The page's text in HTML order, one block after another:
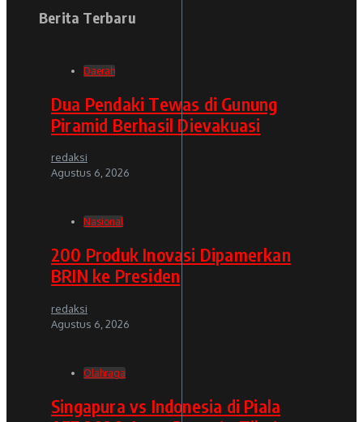
Berita Terbaru
Daerah
Dua Pendaki Tewas di Gunung
Piramid Berhasil Dievakuasi
redaksi
Agustus 6, 2026
Nasional
200 Produk Inovasi Dipamerkan
BRIN ke Presiden
redaksi
Agustus 6, 2026
Olahraga
Singapura vs Indonesia di Piala